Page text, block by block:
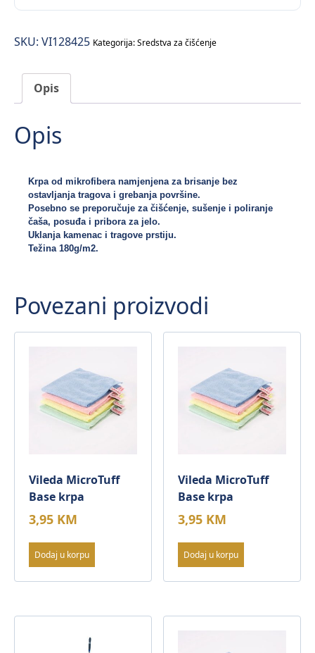
Towel
krpa
poliranje
količina
SKU: VI128425 Kategorija:Sredstva za čišćenje
Opis
Opis
Krpa od mikrofibera namjenjena za brisanje bez
ostavljanja tragova i grebanja površine.
Posebno se preporučuje za čišćenje, sušenje i poliranje
čaša, posuđa i pribora za jelo.
Uklanja kamenac i tragove prstiju.
Težina 180g/m2.
Povezani proizvodi
Vileda MicroTuff
Base krpa
3,95 KM
Dodaj u korpu
Vileda MicroTuff
Base krpa
3,95 KM
Dodaj u korpu